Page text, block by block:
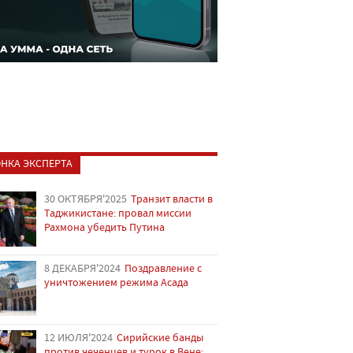
ЭКСПЕРТА
30 ОКТЯБРЯ'2025 Транзит власти в
Таджикистане: провал миссии
Рахмона убедить Путина
8 ДЕКАБРЯ'2024 Поздравление с
уничтожением режима Асада
12 ИЮЛЯ'2024 Сирийские банды